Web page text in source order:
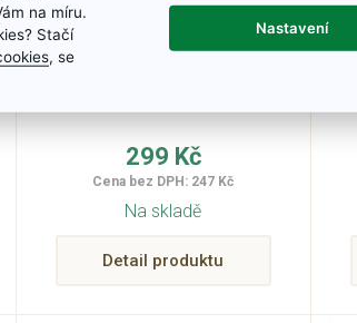
Kožené pantofle s
ovčí vlnou pánské,
299 Kč
Cena bez DPH: 247 Kč
Na skladě
Detail produktu
na míru.
Stačí
, se
Nastavení